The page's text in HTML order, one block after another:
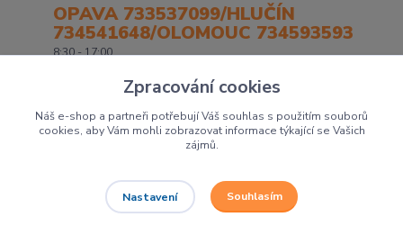
OPAVA 733537099/HLUČÍN
734541648/OLOMOUC 734593593
8:30 - 17:00
Největší prodejce motorek, čtyřkolek a skútrů na Severní Moravě to je
Zpracování cookies
Náš e-shop a partneři potřebují Váš souhlas s použitím souborů
cookies, aby Vám mohli zobrazovat informace týkající se Vašich
zájmů.
Nastavení Souhlasím